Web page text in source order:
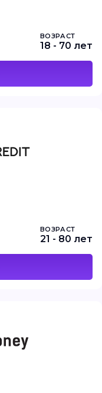
ВОЗРАСТ
18 - 70 лет
ВОЗРАСТ
21 - 80 лет